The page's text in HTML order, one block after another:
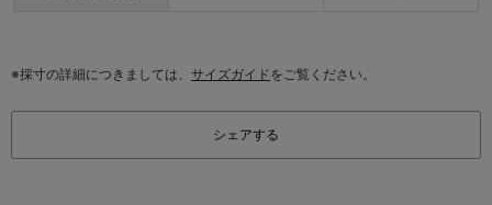
※採寸の詳細につきましては、 サイズガイドをご覧ください。
シェアする